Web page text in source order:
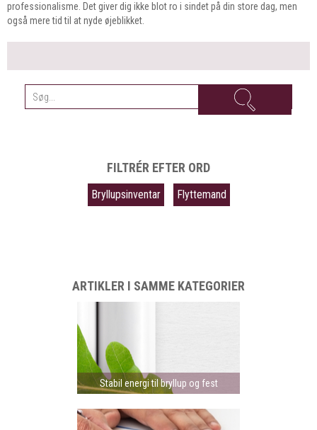
professionalisme. Det giver dig ikke blot ro i sindet på din store dag, men
også mere tid til at nyde øjeblikket.
FILTRÉR EFTER ORD
Bryllupsinventar Flyttemand
ARTIKLER I SAMME KATEGORIER
Stabil energi til bryllup og fest